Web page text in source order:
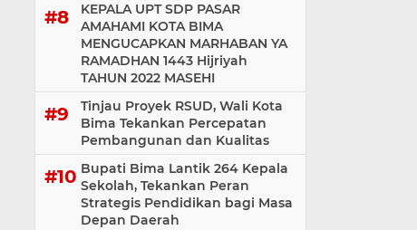
KEPALA UPT SDP PASAR
AMAHAMI KOTA BIMA
MENGUCAPKAN MARHABAN YA
RAMADHAN 1443 Hijriyah
TAHUN 2022 MASEHI
Tinjau Proyek RSUD, Wali Kota
Bima Tekankan Percepatan
Pembangunan dan Kualitas
Bupati Bima Lantik 264 Kepala
Sekolah, Tekankan Peran
Strategis Pendidikan bagi Masa
Depan Daerah